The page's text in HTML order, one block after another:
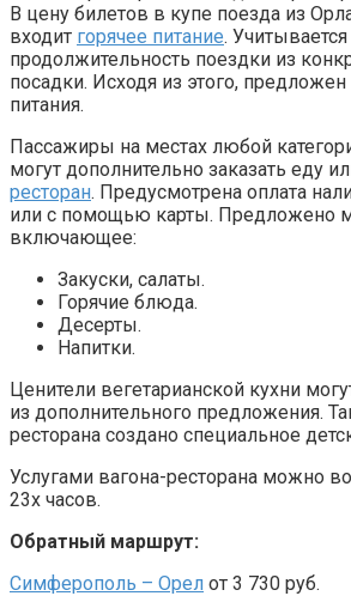
В цену билетов в купе поезда из
входит горячее питание. Учитывается
продолжительность поездки из
посадки. Исходя из этого,
питания.
Пассажиры на местах любой
могут дополнительно заказать еду
ресторан. Предусмотрена оплата
или с помощью карты. Предложено
включающее:
Закуски, салаты.
Горячие блюда.
Десерты.
Напитки.
Ценители вегетарианской кухни
из дополнительного предложения.
ресторана создано специальное
Услугами вагона-ресторана можно
23х часов.
Обратный маршрут:
Симферополь – Орел от 3 730 руб.